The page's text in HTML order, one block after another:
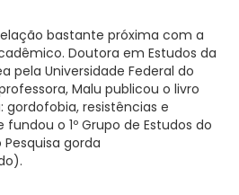
bastante próxima com a
Doutora em Estudos da
pela Universidade Federal do
Malu publicou o livro
gordofobia, resistências e
fundou o 1º Grupo de Estudos do
Pesquisa gorda